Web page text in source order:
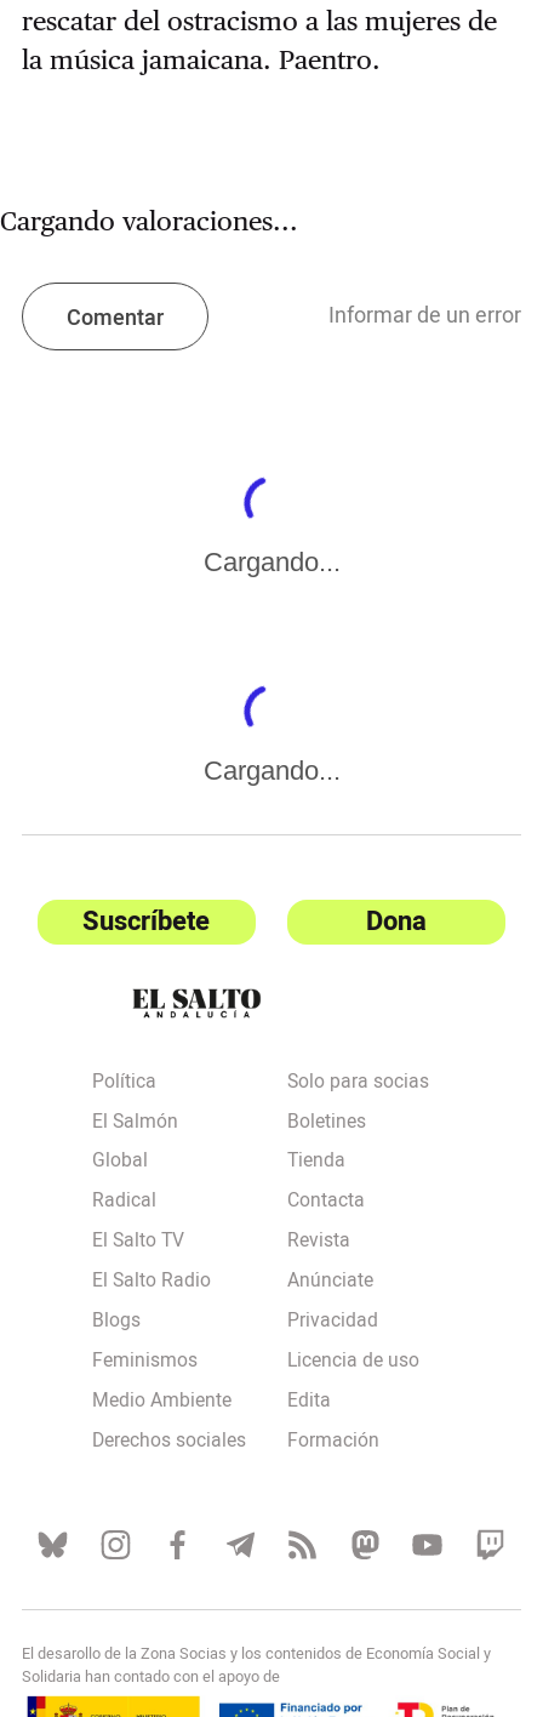
rescatar del ostracismo a las mujeres de
la música jamaicana. Paentro.
Cargando valoraciones...
Comentar Informar de un error
Cargando...
Cargando...
Suscríbete Dona
Política
El Salmón
Global
Radical
El Salto TV
El Salto Radio
Blogs
Feminismos
Medio Ambiente
Derechos sociales
Solo para socias
Boletines
Tienda
Contacta
Revista
Anúnciate
Privacidad
Licencia de uso
Edita
Formación
El desarollo de la Zona Socias y los contenidos de Economía Social y
Solidaria han contado con el apoyo de